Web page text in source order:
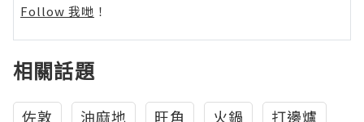
Follow 我哋 ！
相關話題
佐敦 油麻地 旺角 火鍋
打邊爐